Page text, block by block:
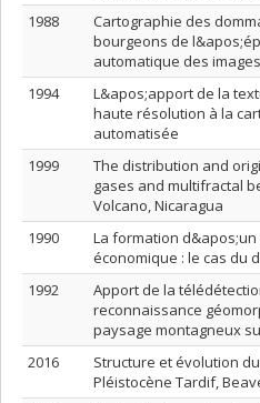
1988
Cartographie des
bourgeons de
automatique des
1994
L&apos;apport de la
haute résolution à la
automatisée
1999
The distribution and
gases and multifractal
Volcano, Nicaragua
1990
La formation
économique : le cas du
1992
Apport de la
reconnaissance
paysage montagneux
2016
Structure et évolution
Pléistocène Tardif,